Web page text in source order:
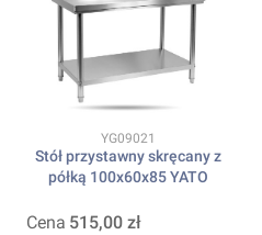
Kod produktu
YG09021
Stół przystawny skręcany z
półką 100x60x85 YATO
Cena 515,00 zł